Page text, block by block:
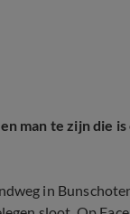
man te zijn die
in